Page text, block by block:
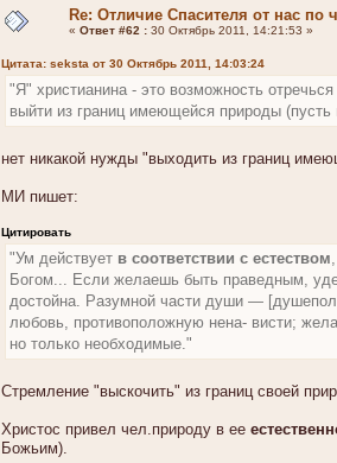
Re: Отличие Спасителя от нас по
« Ответ #62 : 30 Октябрь 2011, 14:21:53 »
Цитата: seksta от 30 Октябрь 2011, 14:03:24
"Я" христианина - это возможность
выйти из границ имеющейся природы
нет никакой нужды "выходить из границ
МИ пишет:
Цитировать
"Ум действует в соответствии с естеством
Богом... Если желаешь быть праведным,
достойна. Разумной части души —
любовь, противоположную нена- висти;
но только необходимые."
Стремление "выскочить" из границ своей
Христос привел чел.природу в ее
Божьим).